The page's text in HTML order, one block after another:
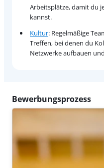
Arbeitsplätze, damit du
kannst.
Kultur: Regelmäßige
Treffen, bei denen du
Netzwerke aufbauen
Bewerbungsprozess
Hinterlasse bitte deine
schnell wie möglich,